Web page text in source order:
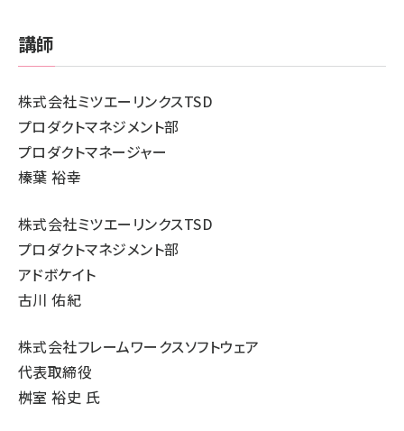
講師
株式会社ミツエーリンクスTSD
プロダクトマネジメント部
プロダクトマネージャー
榛葉 裕幸
株式会社ミツエーリンクスTSD
プロダクトマネジメント部
アドボケイト
古川 佑紀
株式会社フレームワークスソフトウェア
代表取締役
桝室 裕史 氏